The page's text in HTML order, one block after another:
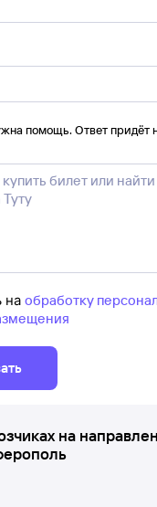
помощь. Ответ придёт
на обработку
на